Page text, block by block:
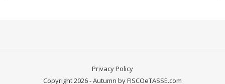
Privacy Policy
Copyright 2026 - Autumn by FISCOeTASSE.com